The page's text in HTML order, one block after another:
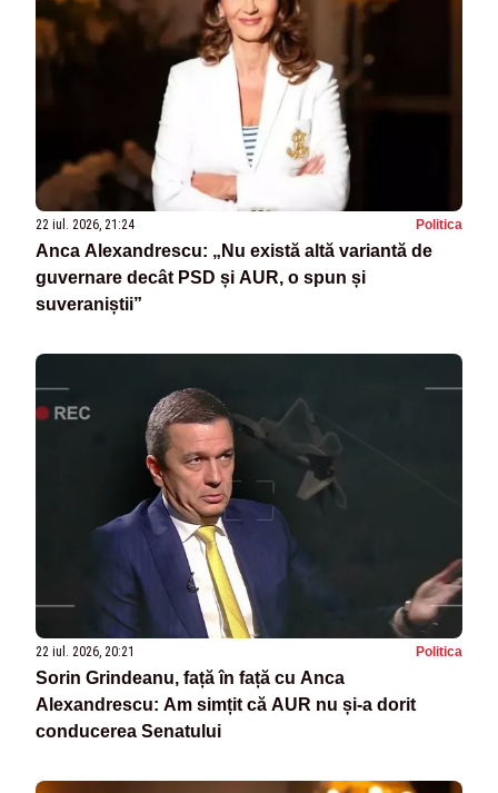
22 iul. 2026, 21:24 Politica
Anca Alexandrescu: „Nu există altă variantă de
guvernare decât PSD și AUR, o spun și
suveraniștii”
22 iul. 2026, 20:21 Politica
Sorin Grindeanu, față în față cu Anca
Alexandrescu: Am simțit că AUR nu și-a dorit
conducerea Senatului